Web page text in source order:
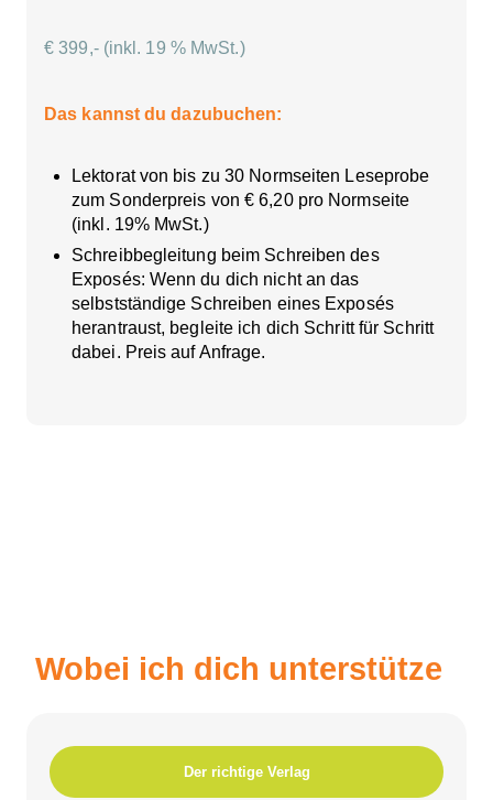
€ 399,- (inkl. 19 % MwSt.)
Das kannst du dazubuchen:
Lektorat von bis zu 30 Normseiten Leseprobe
zum Sonderpreis von € 6,20 pro Normseite
(inkl. 19% MwSt.)
Schreibbegleitung beim Schreiben des
Exposés: Wenn du dich nicht an das
selbstständige Schreiben eines Exposés
herantraust, begleite ich dich Schritt für Schritt
dabei. Preis auf Anfrage.
Wobei ich dich unterstütze
Der richtige Verlag